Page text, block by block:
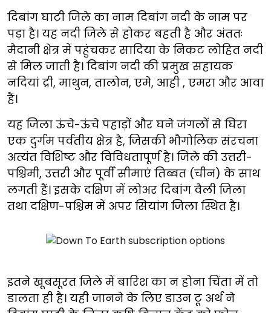
दिबांग घाटी जिले का नाम दिबांग नदी के नाम पर
पड़ा है। यह नदी जिले से होकर बहती है और अंततः
मैदानी क्षेत्र में पहुंचकर सादिया के निकट लोहित नदी
से मिल जाती है। दिबांग नदी की प्रमुख सहायक
नदियां द्री, माथुन, तालोन, एमे, आही , एमरा और आवा
हैं।
यह जिला ऊंचे-ऊंचे पहाड़ों और घने जंगलों से घिरा
एक दुर्गम पर्वतीय क्षेत्र है, जिसकी भौगोलिक संरचना
अत्यंत विशिष्ट और विविधतापूर्ण है। जिले की उत्तरी-
पश्चिमी, उत्तरी और पूर्वी सीमाएं तिब्बत (चीन) के साथ
लगती हैं। इसके दक्षिण में लोअर दिबांग वैली जिला
तथा दक्षिण-पश्चिम में अपर सियांग जिला स्थित है।
इतने खूबसूरत जिले में बारिश का न होना चिंता में तो
डालता ही है। यही जानने के लिए डाउन टू अर्थ ने